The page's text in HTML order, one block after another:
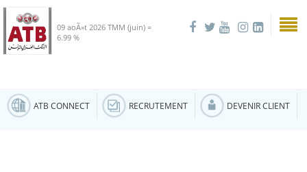
09 aoÃ»t 2026 TMM (juin) =
6.99 %
ATB CONNECT RECRUTEMENT DEVENIR CLIENT